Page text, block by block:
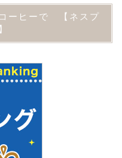
ーヒーで 【ネスプ